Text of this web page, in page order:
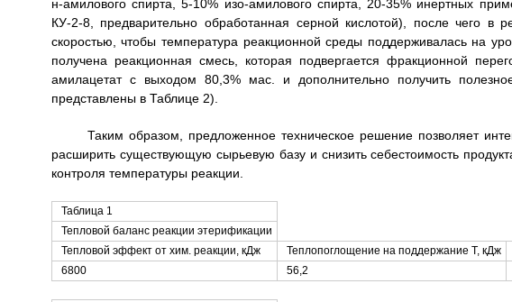
н-амилового спирта, 5-10% изо-амилового спирта, 20-35% инертных
КУ-2-8, предварительно обработанная серной кислотой), после чего в
скоростью, чтобы температура реакционной среды поддерживалась на
получена реакционная смесь, которая подвергается фракционной
амилацетат с выходом 80,3% мас. и дополнительно получить
представлены в Таблице 2).
Таким образом, предложенное техническое решение позволяет
расширить существующую сырьевую базу и снизить себестоимость
контроля температуры реакции.
Таблица 1
Тепловой баланс реакции этерификации
Тепловой эффект от хим. реакции, кДж
Теплопоглощение на поддержание Т, кДж
6800
56,2